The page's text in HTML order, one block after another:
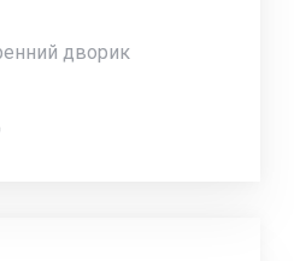
дворик